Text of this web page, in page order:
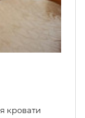
кровати